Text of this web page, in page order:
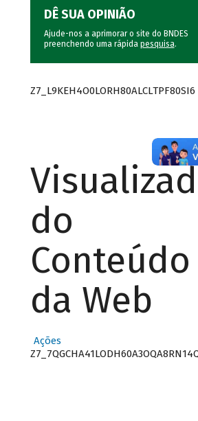
DÊ SUA OPINIÃO
Ajude-nos a aprimorar o site do BNDES
preenchendo uma rápida pesquisa.
Z7_L9KEH4O0LORH80ALCLTPF80SI6
do
Conteúdo
da Web
Ações